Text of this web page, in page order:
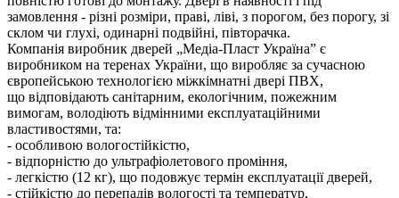
замовлення - різні розміри, праві, ліві, з порогом, без порогу, зі
склом чи глухі, одинарні подвійні, півторачка.
Компанія виробник дверей „Медіа-Пласт Україна” є
виробником на теренах України, що виробляє за сучасною
європейською технологією міжкімнатні двері ПВХ,
що відповідають санітарним, екологічним, пожежним
вимогам, володіють відмінними експлуатаційними
властивостями, та:
- особливою вологостійкістю,
- відпорністю до ультрафіолетового проміння,
- легкістю (12 кг), що подовжує термін експлуатації дверей,
- стійкістю до перепадів вологості та температур,